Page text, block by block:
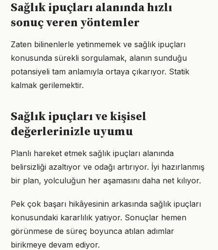
Sağlık ipuçları alanında hızlı
sonuç veren yöntemler
Zaten bilinenlerle yetinmemek ve sağlık ipuçları
konusunda sürekli sorgulamak, alanın sunduğu
potansiyeli tam anlamıyla ortaya çıkarıyor. Statik
kalmak gerilemektir.
Sağlık ipuçları ve kişisel
değerlerinizle uyumu
Planlı hareket etmek sağlık ipuçları alanında
belirsizliği azaltıyor ve odağı artırıyor. İyi hazırlanmış
bir plan, yolculuğun her aşamasını daha net kılıyor.
Pek çok başarı hikâyesinin arkasında sağlık ipuçları
konusundaki kararlılık yatıyor. Sonuçlar hemen
görünmese de süreç boyunca atılan adımlar
birikmeye devam ediyor.